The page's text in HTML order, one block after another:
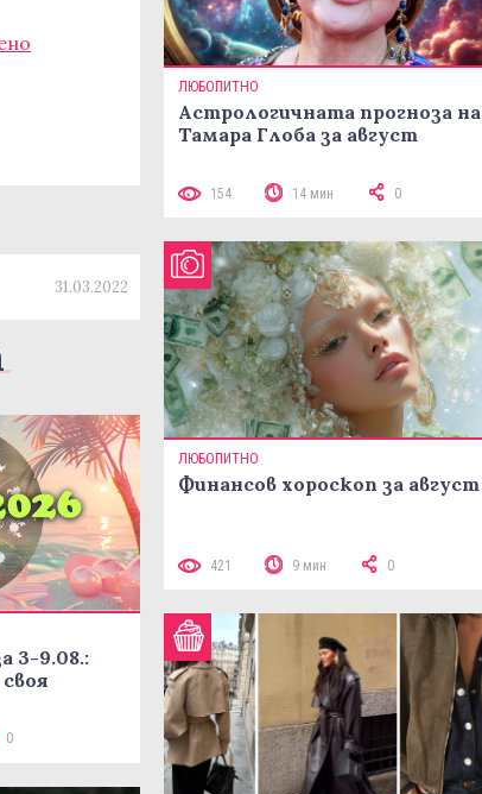
31.03.2022
3-9.08.:
0
ЛЮБОПИТНО
Астрологичната прогноза на
Тамара Глоба за август
154 14 мин 0
ЛЮБОПИТНО
Финансов хороскоп за август
421 9 мин 0